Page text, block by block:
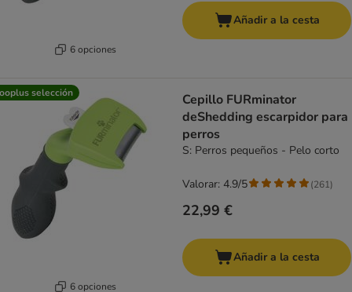
6 opciones
Añadir a la cesta
selección
6 opciones
Cepillo FURminator
deShedding escarpidor para
perros
S: Perros pequeños - Pelo corto
22,99 €
Valorar: 4.9/5 (261)
Añadir a la cesta